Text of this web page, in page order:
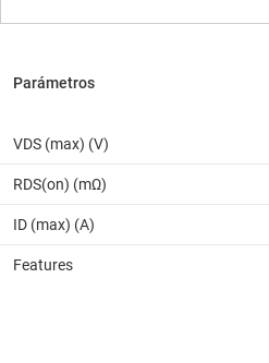
VDS (max) (V)
RDS(on) (mΩ)
ID (max) (A)
Features